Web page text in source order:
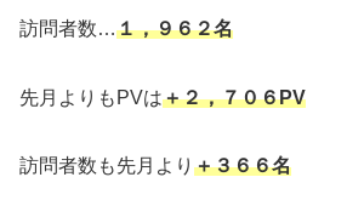
訪問者数…１，９６２名
先月よりもPVは＋２，７０６PV
訪問者数も先月より ＋３６６名